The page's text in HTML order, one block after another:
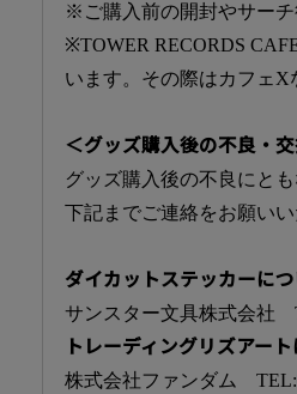
※ご購入前の開封やサーチ
※TOWER RECORDS
います。その際はカフェ
＜グッズ購入後の不良・
グッズ購入後の不良にと
下記までご連絡をお願いい
ダイカットステッカーに
サンスター文具株式会社
トレーディングリズアー
株式会社ファンダム